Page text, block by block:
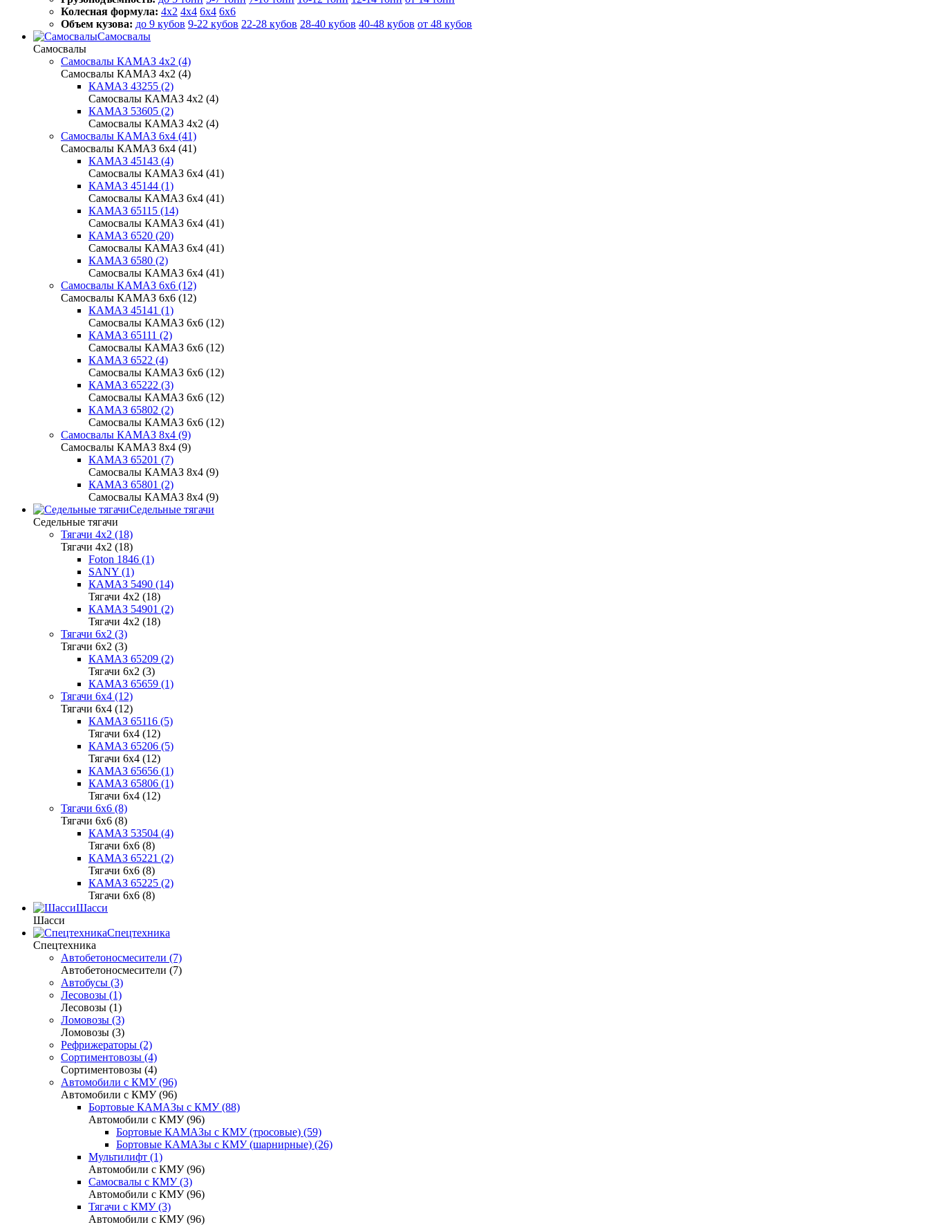
Колесная формула: 4x2 4x4 6x4 6x6
Объем кузова: до 9 кубов 9-22 кубов 22-28 кубов 28-40 кубов 40-48 кубов от 48 кубов
Самосвалы
Самосвалы
Самосвалы КАМАЗ 4х2 (4)
Самосвалы КАМАЗ 4х2 (4)
КАМАЗ 43255 (2)
Самосвалы КАМАЗ 4х2 (4)
КАМАЗ 53605 (2)
Самосвалы КАМАЗ 4х2 (4)
Самосвалы КАМАЗ 6х4 (41)
Самосвалы КАМАЗ 6х4 (41)
КАМАЗ 45143 (4)
Самосвалы КАМАЗ 6х4 (41)
КАМАЗ 45144 (1)
Самосвалы КАМАЗ 6х4 (41)
КАМАЗ 65115 (14)
Самосвалы КАМАЗ 6х4 (41)
КАМАЗ 6520 (20)
Самосвалы КАМАЗ 6х4 (41)
КАМАЗ 6580 (2)
Самосвалы КАМАЗ 6х4 (41)
Самосвалы КАМАЗ 6х6 (12)
Самосвалы КАМАЗ 6х6 (12)
КАМАЗ 45141 (1)
Самосвалы КАМАЗ 6х6 (12)
КАМАЗ 65111 (2)
Самосвалы КАМАЗ 6х6 (12)
КАМАЗ 6522 (4)
Самосвалы КАМАЗ 6х6 (12)
КАМАЗ 65222 (3)
Самосвалы КАМАЗ 6х6 (12)
КАМАЗ 65802 (2)
Самосвалы КАМАЗ 6х6 (12)
Самосвалы КАМАЗ 8х4 (9)
Самосвалы КАМАЗ 8х4 (9)
КАМАЗ 65201 (7)
Самосвалы КАМАЗ 8х4 (9)
КАМАЗ 65801 (2)
Самосвалы КАМАЗ 8х4 (9)
Седельные тягачи
Седельные тягачи
Тягачи 4x2 (18)
Тягачи 4x2 (18)
Foton 1846 (1)
SANY (1)
КАМАЗ 5490 (14)
Тягачи 4x2 (18)
КАМАЗ 54901 (2)
Тягачи 4x2 (18)
Тягачи 6x2 (3)
Тягачи 6x2 (3)
КАМАЗ 65209 (2)
Тягачи 6x2 (3)
КАМАЗ 65659 (1)
Тягачи 6x4 (12)
Тягачи 6x4 (12)
КАМАЗ 65116 (5)
Тягачи 6x4 (12)
КАМАЗ 65206 (5)
Тягачи 6x4 (12)
КАМАЗ 65656 (1)
КАМАЗ 65806 (1)
Тягачи 6x4 (12)
Тягачи 6x6 (8)
Тягачи 6x6 (8)
КАМАЗ 53504 (4)
Тягачи 6x6 (8)
КАМАЗ 65221 (2)
Тягачи 6x6 (8)
КАМАЗ 65225 (2)
Тягачи 6x6 (8)
Шасси
Шасси
Спецтехника
Спецтехника
Автобетоносмесители (7)
Автобетоносмесители (7)
Автобусы (3)
Лесовозы (1)
Лесовозы (1)
Ломовозы (3)
Ломовозы (3)
Рефрижераторы (2)
Сортиментовозы (4)
Сортиментовозы (4)
Автомобили с КМУ (96)
Автомобили с КМУ (96)
Бортовые КАМАЗы с КМУ (88)
Автомобили с КМУ (96)
Бортовые КАМАЗы с КМУ (тросовые) (59)
Бортовые КАМАЗы с КМУ (шарнирные) (26)
Мультилифт (1)
Автомобили с КМУ (96)
Самосвалы с КМУ (3)
Автомобили с КМУ (96)
Тягачи с КМУ (3)
Автомобили с КМУ (96)